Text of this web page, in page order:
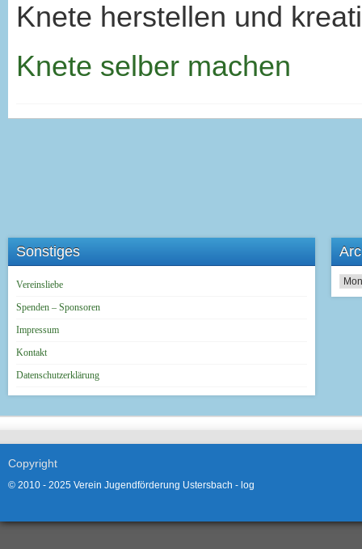
Knete herstellen und
Knete selber machen
Sonstiges
Vereinsliebe
Spenden – Sponsoren
Impressum
Kontakt
Datenschutzerklärung
Copyright
© 2010 - 2025 Verein Jugendförderung Ustersbach - log